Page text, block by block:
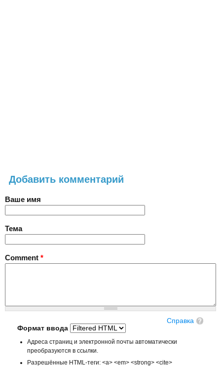
Добавить комментарий
Ваше имя
Тема
Comment *
Справка
Формат ввода
Адреса страниц и электронной почты автоматически
преобразуются в ссылки.
Разрешённые HTML-теги: <a> <em> <strong> <cite>